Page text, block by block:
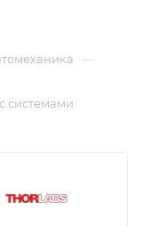
—
системами